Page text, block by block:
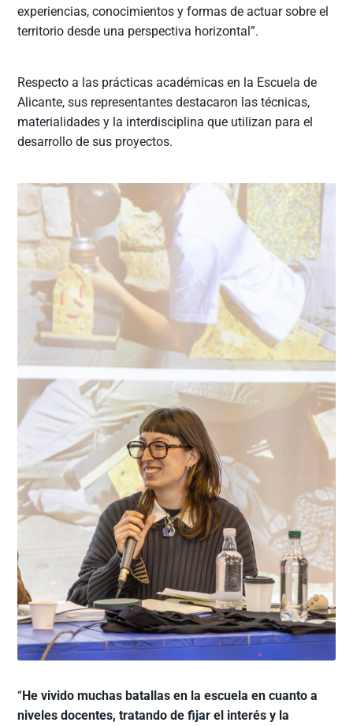
experiencias, conocimientos y formas de actuar sobre el
territorio desde una perspectiva horizontal”.
Respecto a las prácticas académicas en la Escuela de
Alicante, sus representantes destacaron las técnicas,
materialidades y la interdisciplina que utilizan para el
desarrollo de sus proyectos.
“He vivido muchas batallas en la escuela en cuanto a
niveles docentes, tratando de fijar el interés y la